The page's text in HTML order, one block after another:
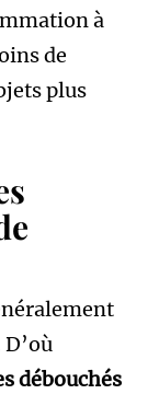
à
de
plus
débouchés